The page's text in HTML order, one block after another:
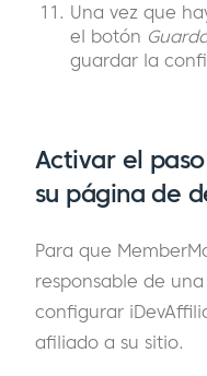
Una vez que
el botón
guardar la
Activar el
su página de
Para que
responsable de
configurar
afiliado a su sitio.